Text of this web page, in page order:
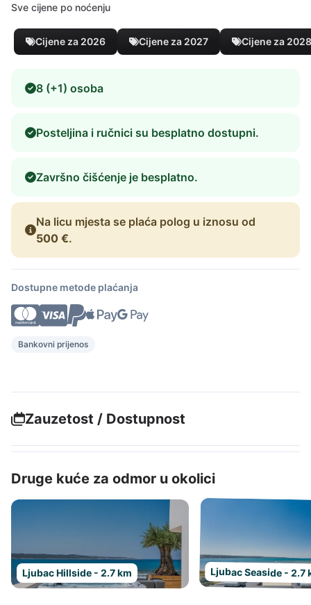
Sve cijene po noćenju
Cijene za 2026 Cijene za 2027 Cijene za 2028
8 (+1) osoba
Posteljina i ručnici su besplatno dostupni.
Završno čišćenje je besplatno.
Na licu mjesta se plaća polog u iznosu od
500 €.
Dostupne metode plaćanja
Bankovni prijenos
Zauzetost / Dostupnost
Druge kuće za odmor u okolici
Ljubac Hillside - 2.7 km Ljubac Seaside - 2.7